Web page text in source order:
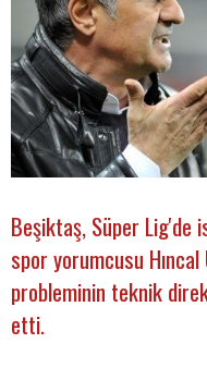
Beşiktaş, Süper Lig'de
spor yorumcusu
probleminin teknik
etti.